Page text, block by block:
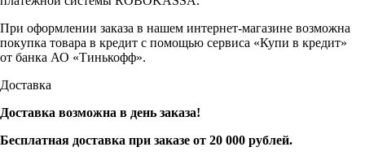
При оформлении заказа в нашем интернет-магазине возможна
покупка товара в кредит с помощью сервиса «Купи в кредит»
от банка АО «Тинькофф».
Доставка
Доставка возможна в день заказа!
Бесплатная доставка при заказе от 20 000 рублей.